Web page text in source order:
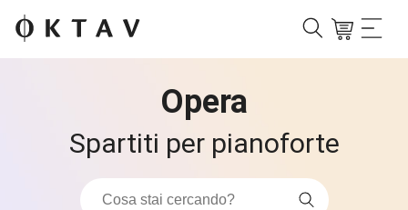
Opera
Spartiti per pianoforte